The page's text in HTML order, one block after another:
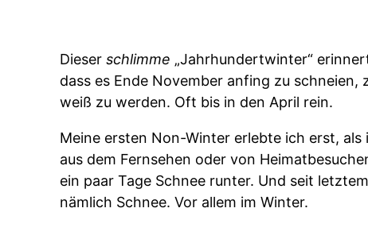
Dieserschlimme „Jahrhundertwinter“
dass es Ende November anfing zu
weiß zu werden. Oft bis in den April rein.
Meine ersten Non-Winter erlebte ich erst,
aus dem Fernsehen oder von
ein paar Tage Schnee runter. Und seit
nämlich Schnee. Vor allem im Winter.